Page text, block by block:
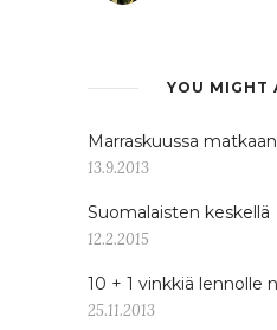
YOU MIGHT
Marraskuussa
13.9.2013
Suomalaisten keskellä
12.2.2015
10 + 1 vinkkiä lennolle
25.11.2013